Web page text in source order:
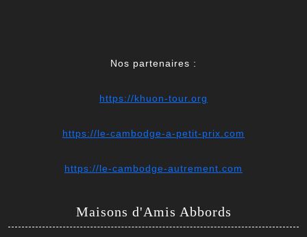
Nos partenaires :
https://khuon-tour.org
https://le-cambodge-a-petit-prix.com
https://le-cambodge-autrement.com
Maisons d'Amis Abbords